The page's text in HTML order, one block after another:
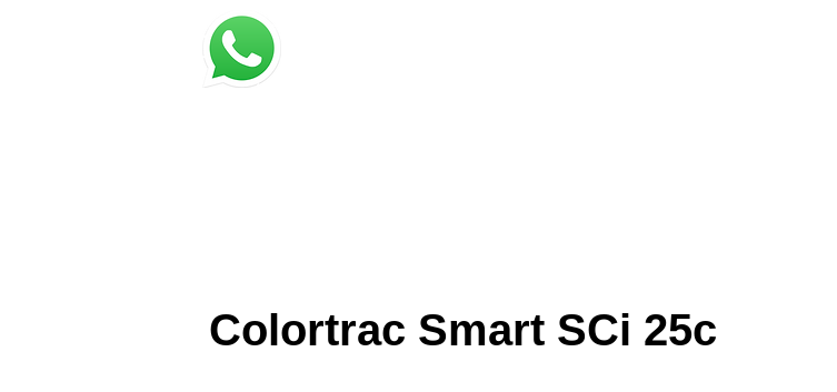
Colortrac Smart SCi 25c